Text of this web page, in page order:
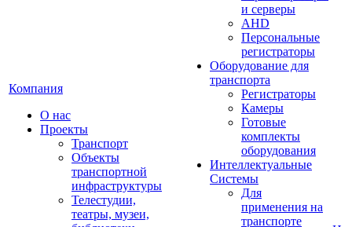
Компания
О нас
Проекты
Транспорт
Объекты
транспортной
инфраструктуры
Телестудии,
театры, музеи,
и серверы
AHD
Персональные
регистраторы
Оборудование для
транспорта
Регистраторы
Камеры
Готовые
комплекты
оборудования
Интеллектуальные
Системы
Для
применения на
транспорте